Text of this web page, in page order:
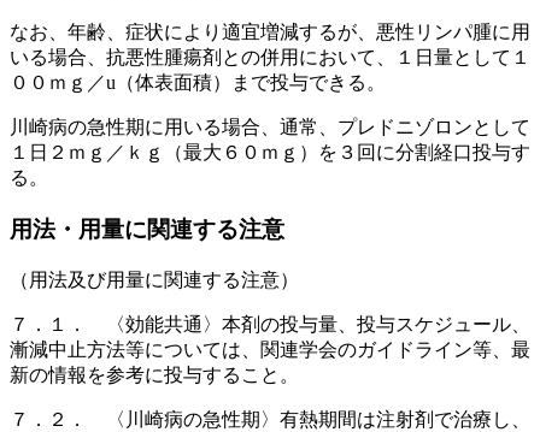
なお、年齢、症状により適宜増減するが、悪性リンパ腫に用
いる場合、抗悪性腫瘍剤との併用において、１日量として１
００ｍｇ／u（体表面積）まで投与できる。
川崎病の急性期に用いる場合、通常、プレドニゾロンとして
１日２ｍｇ／ｋｇ（最大６０ｍｇ）を３回に分割経口投与す
る。
用法・用量に関連する注意
（用法及び用量に関連する注意）
７．１． 〈効能共通〉本剤の投与量、投与スケジュール、
漸減中止方法等については、関連学会のガイドライン等、最
新の情報を参考に投与すること。
７．２． 〈川崎病の急性期〉有熱期間は注射剤で治療し、